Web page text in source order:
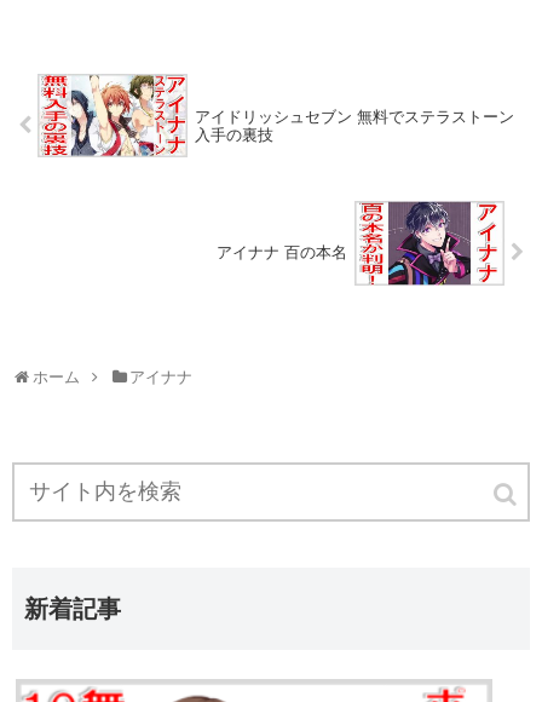
アイドリッシュセブン 無料でステラストーン
入手の裏技
アイナナ 百の本名
ホーム アイナナ
新着記事